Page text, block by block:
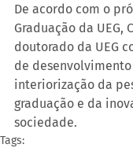
De acordo com o
Graduação da UEG,
doutorado da UEG
de
interiorização da
graduação e da
sociedade.
Tags: